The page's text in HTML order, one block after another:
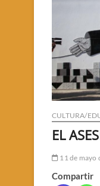
CULTURA/
EL
11 de mayo
Compartir